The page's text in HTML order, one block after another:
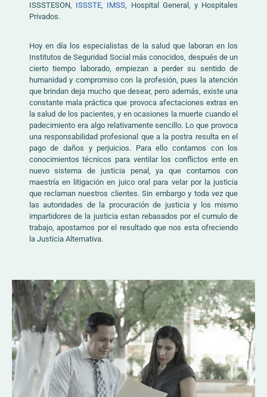
ISSSTESON, ISSSTE, IMSS, Hospital General, y Hospitales
Privados.
Hoy en día los especialistas de la salud que laboran en los
Institutos de Seguridad Social más conocidos, después de un
cierto tiempo laborado, empiezan a perder su sentido de
humanidad y compromiso con la profesión, pues la atención
que brindan deja mucho que desear, pero además, existe una
constante mala práctica que provoca afectaciones extras en
la salud de los pacientes, y en ocasiones la muerte cuando el
padecimiento era algo relativamente sencillo. Lo que provoca
una responsabilidad profesional que a la postra resulta en el
pago de daños y perjuicios. Para ello contamos con los
conocimientos técnicos para ventilar los conflictos ente en
nuevo sistema de justicia penal, ya que contamos con
maestría en litigación en juico oral para velar por la justicia
que reclaman nuestros clientes. Sin embargo y toda vez que
las autoridades de la procuración de justicia y los mismo
impartidores de la justicia estan rebasados por el cumulo de
trabajo, apostamos por el resultado que nos esta ofreciendo
la Justicia Alternativa.